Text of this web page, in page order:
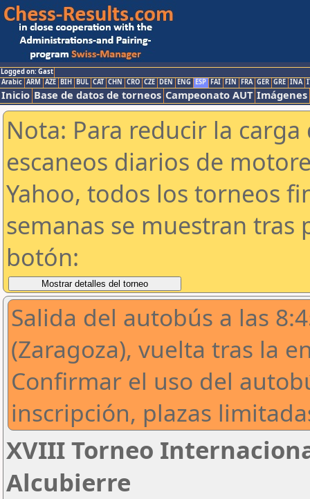
Logged on: Gast
Arabic ARM AZE BIH BUL CAT CHN CRO CZE DEN ENG ESP FAI FIN FRA GER GRE INA
Inicio Base de datos de torneos Campeonato AUT Imágenes
Nota: Para reducir la
escaneos diarios de
Yahoo, todos los torneos
semanas se muestran tras
botón:
Salida del autobús a las
(Zaragoza), vuelta tras la
Confirmar el uso del
inscripción, plazas
XVIII Torneo
Alcubierre